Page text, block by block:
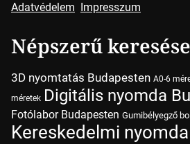
Adatvédelem Impresszum
Népszerű
3D nyomtatás Budapesten A0-6
méretek Digitális nyomda
Fotólabor Budapesten Gumibélyegző
Kereskedelmi